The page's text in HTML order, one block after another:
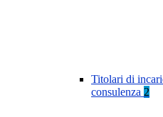
Titolari di
consulenza 2